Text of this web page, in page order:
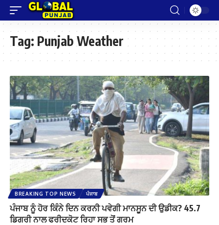
Tag: Punjab Weather
BREAKING TOP NEWS ਪੰਜਾਬ
ਪੰਜਾਬ ਨੂੰ ਹੋਰ ਕਿੰਨੇ ਦਿਨ ਕਰਨੀ ਪਵੇਗੀ ਮਾਨਸੂਨ ਦੀ ਉਡੀਕ? 45.7
ਡਿਗਰੀ ਨਾਲ ਫਰੀਦਕੋਟ ਰਿਹਾ ਸਭ ਤੋਂ ਗਰਮ